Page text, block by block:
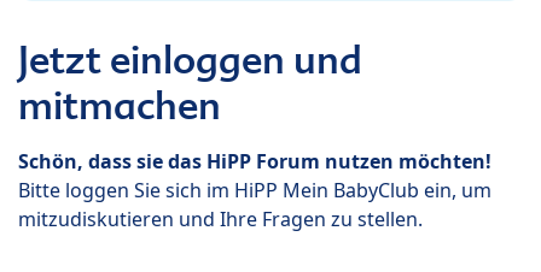
Jetzt einloggen und
mitmachen
Schön, dass sie das HiPP Forum nutzen möchten!
Bitte loggen Sie sich im HiPP Mein BabyClub ein, um
mitzudiskutieren und Ihre Fragen zu stellen.